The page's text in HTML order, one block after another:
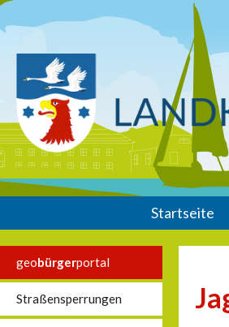
Startseite
geobürgerportal
Straßensperrungen